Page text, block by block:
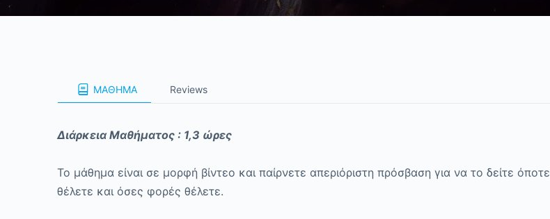
ΜΑΘΗΜΑ Reviews
Διάρκεια Μαθήματος : 1,3 ώρες
Το μάθημα είναι σε μορφή βίντεο και παίρνετε απεριόριστη πρόσβαση για να το δείτε όποτε
θέλετε και όσες φορές θέλετε.